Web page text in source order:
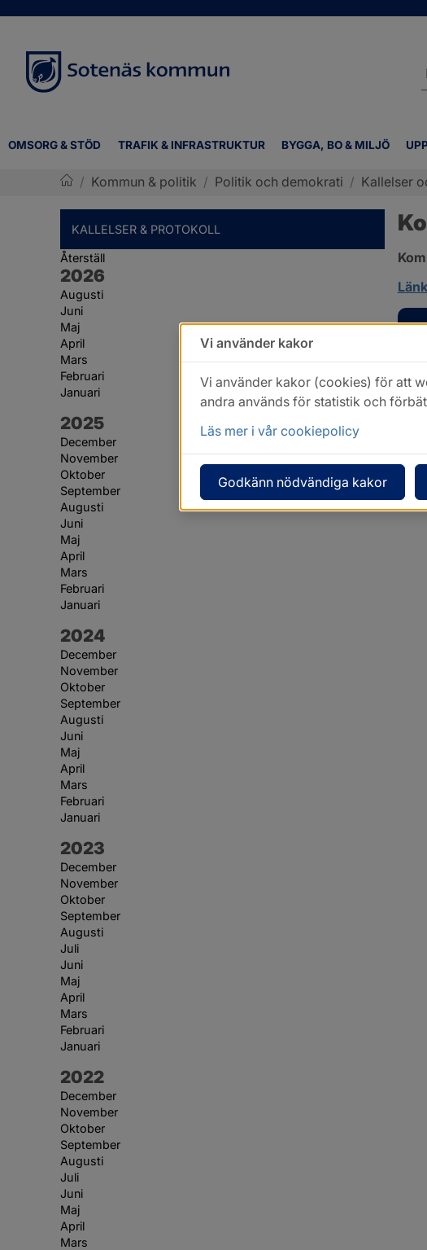
OMSORG & STÖD TRAFIK & INFRASTRUKTUR BYGGA, BO & MILJÖ
/ Kommun & politik / Politik och demokrati / Kallelser
KALLELSER & PROTOKOLL
Återställ
År:
2026
Augusti
Juni
Maj
April
Mars
Februari
Januari
År:
2025
December
November
Oktober
September
Augusti
Juni
Maj
April
Mars
Februari
Januari
År:
2024
December
November
Oktober
September
Augusti
Juni
Maj
April
Mars
Februari
Januari
År:
2023
December
November
Oktober
September
Augusti
Juli
Juni
Maj
April
Mars
Februari
Januari
År:
2022
December
November
Oktober
September
Augusti
Juli
Juni
Maj
April
Mars
Vi använder kakor
Vi använder kakor (cookies) för att
andra används för statistik och
Läs mer i vår cookiepolicy
Godkänn nödvändiga kakor